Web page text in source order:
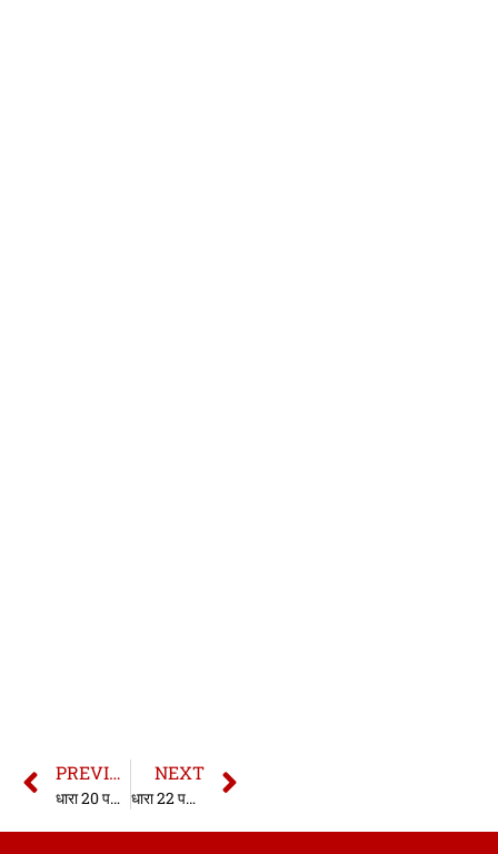
PREVIOUS
धारा 20 परिसीमा अधिनियम | धारा 20 लिमिटेशन एक्ट | Section 20 Limitation Act in hindi
NEXT
धारा 22 परिसीमा अधिनियम | धारा 22 लिमिटेशन एक्ट | Section 22 Limitation Act in hindi